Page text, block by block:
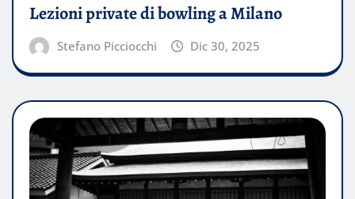
Lezioni private di bowling a Milano
Stefano Picciocchi Dic 30, 2025